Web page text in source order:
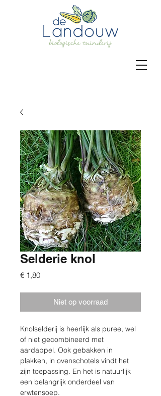
Selderie knol
€ 1,80Prijs
Niet op voorraad
Knolselderij is heerlijk als puree, wel
of niet gecombineerd met
aardappel. Ook gebakken in
plakken, in ovenschotels vindt het
zijn toepassing. En het is natuurlijk
een belangrijk onderdeel van
erwtensoep.